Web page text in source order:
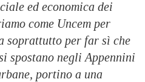
ed economica dei
come Uncem per
soprattutto per far sì che
spostano negli Appennini
portino a una